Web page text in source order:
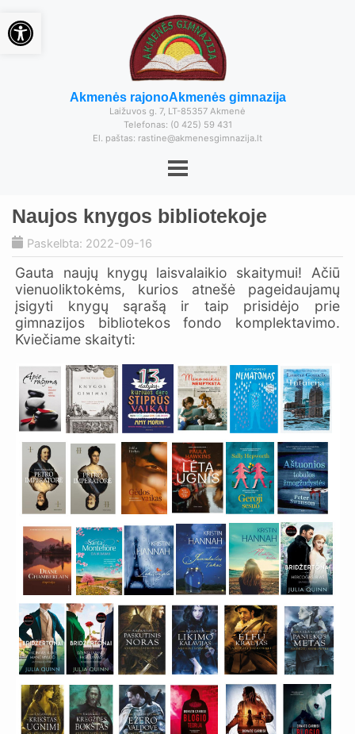
Akmenės rajonoAkmenės gimnazija
Laižuvos g. 7, LT-85357 Akmenė
Telefonas: (0 425) 59 431
El. paštas: rastine@akmenesgimnazija.lt
Naujos knygos bibliotekoje
Paskelbta: 2022-09-16
Gauta naujų knygų laisvalaikio skaitymui! Ačiū
vienuoliktokėms, kurios atnešė pageidaujamų
įsigyti knygų sąrašą ir taip prisidėjo prie
gimnazijos bibliotekos fondo komplektavimo.
Kviečiame skaityti:
Open toolbar